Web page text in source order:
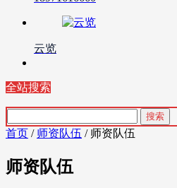
云览
全站搜索
首页 / 师资队伍 / 师资队伍
师资队伍